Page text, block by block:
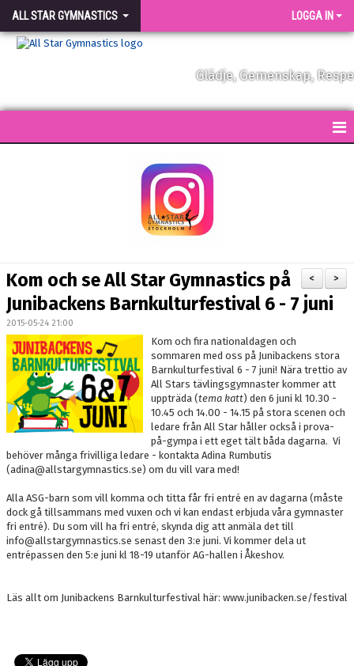
ALL STAR GYMNASTICS LOGGA IN
Glädje, Gemenskap,
VÅRA TRÄNARE
DOKUMENT
BOKNING
FRITIDSKORTET
VÅRA GULDSTÖDMEDLEMMAR
>
<
Kom och se All Star Gymnastics på
Junibackens Barnkulturfestival 6 - 7 juni
2015-05-24 21:00
Kom och fira nationaldagen och
sommaren med oss på Junibackens stora
Barnkulturfestival 6 - 7 juni! Nära trettio av
All Stars tävlingsgymnaster kommer att
uppträda (tema katt) den 6 juni kl 10.30 -
10.45 och 14.00 - 14.15 på stora scenen och
ledare från All Star håller också i prova-
på-gympa i ett eget tält båda dagarna. Vi
behöver många frivilliga ledare - kontakta Adina Rumbutis
(adina@allstargymnastics.se) om du vill vara med!
Alla ASG-barn som vill komma och titta får fri entré en av dagarna (måste
dock gå tillsammans med vuxen och vi kan endast erbjuda våra gymnaster
fri entré). Du som vill ha fri entré, skynda dig att anmäla det till
info@allstargymnastics.se senast den 3:e juni. Vi kommer dela ut
entrépassen den 5:e juni kl 18-19 utanför AG-hallen i Åkeshov.
Läs allt om Junibackens Barnkulturfestival här: www.junibacken.se/festival